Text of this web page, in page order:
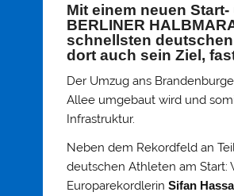
Mit einem neuen
BERLINER
schnellsten
dort auch sein Ziel,
Der Umzug ans
Allee umgebaut wird und
Infrastruktur.
Neben dem Rekordfeld an
deutschen Athleten am Start:
EuroparekordlerinSifan